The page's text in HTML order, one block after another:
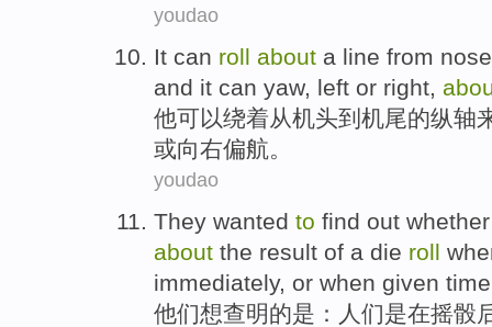
youdao
It can roll about a line from nose
and it can yaw, left or right,
他可以绕着从机头到 机尾的纵轴
或向右偏航。
youdao
They wanted to find out
about the result of a die roll
immediately, or when given time
他们想查明的是： 人们是在摇骰